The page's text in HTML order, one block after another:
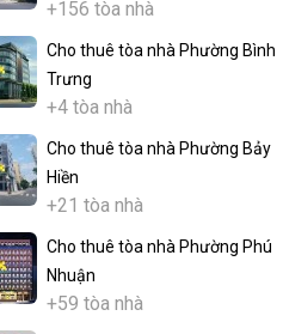
+156 tòa nhà
Cho thuê tòa nhà Phường Bình
Trưng
+4 tòa nhà
Cho thuê tòa nhà Phường Bảy
Hiền
+21 tòa nhà
Cho thuê tòa nhà Phường Phú
Nhuận
+59 tòa nhà